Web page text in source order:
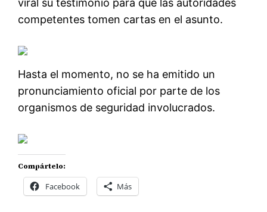
viral su testimonio para que las autoridades
competentes tomen cartas en el asunto.
Hasta el momento, no se ha emitido un
pronunciamiento oficial por parte de los
organismos de seguridad involucrados.
Compártelo:
Facebook Más